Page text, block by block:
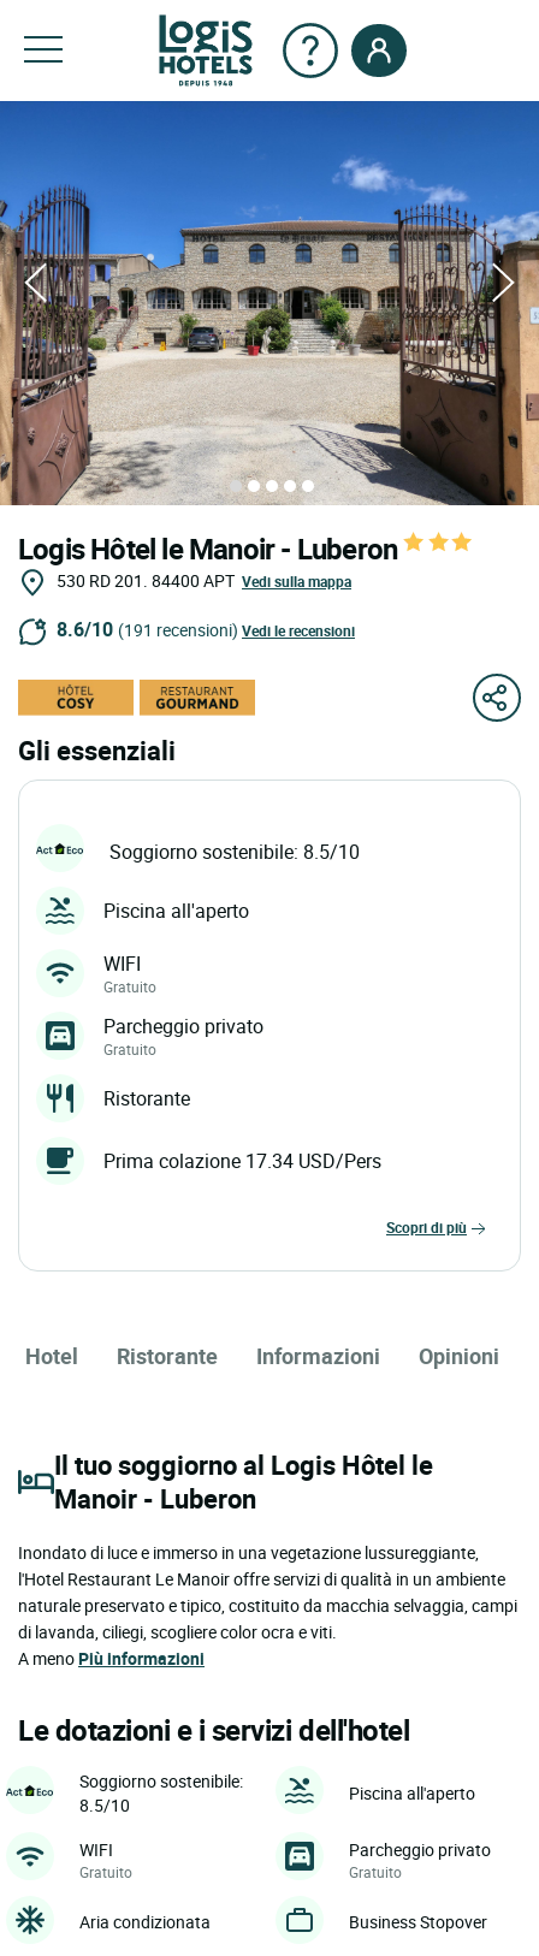
Logis Hôtel le Manoir - Luberon
530 RD 201. 84400 APT Vedi sulla mappa
8.6/10 (191 recensioni) Vedi le recensioni
Gli essenziali
Soggiorno sostenibile: 8.5/10
Piscina all'aperto
WIFI
Gratuito
Parcheggio privato
Gratuito
Ristorante
Prima colazione 17.34 USD/Pers
scopri di più
Hotel Ristorante Informazioni Opinioni
Il tuo soggiorno al Logis Hôtel le
Manoir - Luberon
Inondato di luce e immerso in una vegetazione lussureggiante,
l'Hotel Restaurant Le Manoir offre servizi di qualità in un ambiente
naturale preservato e tipico, costituito da macchia selvaggia, campi
di lavanda, ciliegi, scogliere color ocra e viti.
A menoPiù informazioni
Le dotazioni e i servizi dell'hotel
Soggiorno sostenibile:
8.5/10
Piscina all'aperto
WIFI
Gratuito
Parcheggio privato
Gratuito
Aria condizionata Business Stopover